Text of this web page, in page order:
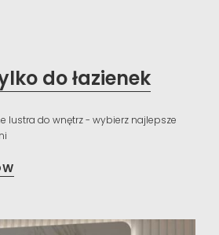
do łazienek
lustra do wnętrz - wybierz najlepsze